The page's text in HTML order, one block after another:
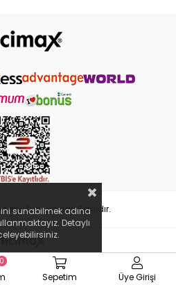
- Tüm Hakları Saklıdır.
sunabilmek adına
Detaylı
0
Sepetim Üye Girişi